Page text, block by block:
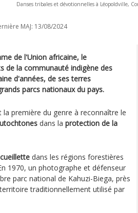
Danses tribales et dévotionnelles à Léopoldville,
MAJ: 13/08/2024
de l'Union africaine, le
de la communauté indigène des
d'années, de ses terres
parcs nationaux du pays.
première du genre à reconnaître le
dans la protection de la
cueillette dans les régions forestières
1970, un photographe et défenseur
parc national de Kahuzi-Biega, près
traditionnellement utilisé par